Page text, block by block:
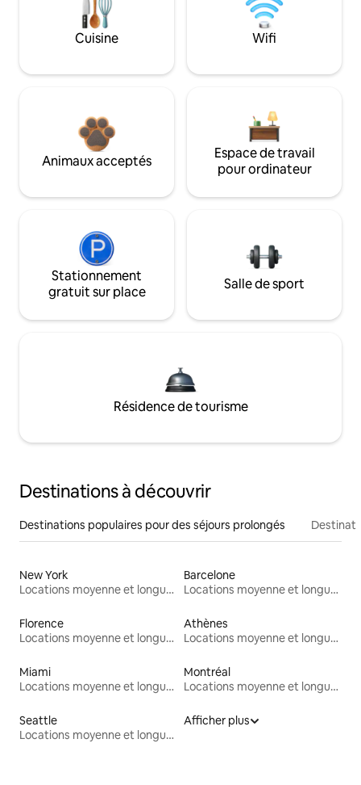
Cuisine Wifi
Animaux acceptés
Espace de travail
pour ordinateur
Stationnement
gratuit sur place
Salle de sport
Résidence de tourisme
Destinations à découvrir
Destinations populaires pour des séjours prolongés
New York
Locations moyenne et longue durée
Barcelone
Locations moyenne et longue durée
Florence
Locations moyenne et longue durée
Athènes
Locations moyenne et longue durée
Miami
Locations moyenne et longue durée
Montréal
Locations moyenne et longue durée
Seattle
Locations moyenne et longue durée
Afficher plus